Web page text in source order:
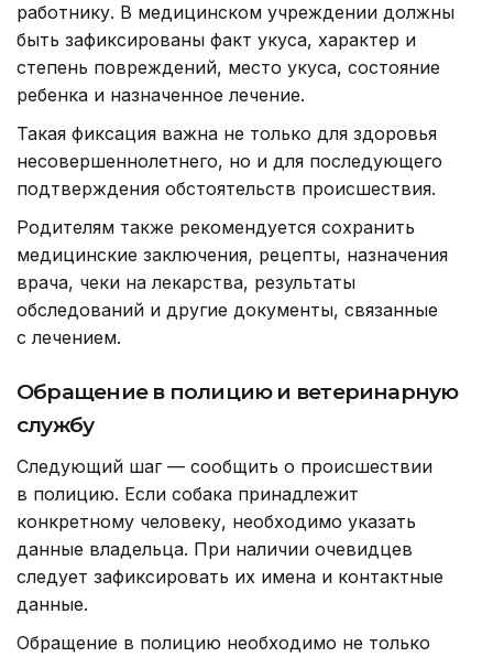
работнику. В медицинском учреждении должны
быть зафиксированы факт укуса, характер и
степень повреждений, место укуса, состояние
ребенка и назначенное лечение.
Такая фиксация важна не только для здоровья
несовершеннолетнего, но и для последующего
подтверждения обстоятельств происшествия.
Родителям также рекомендуется сохранить
медицинские заключения, рецепты, назначения
врача, чеки на лекарства, результаты
обследований и другие документы, связанные
с лечением.
Обращение в полицию и ветеринарную
службу
Следующий шаг — сообщить о происшествии
в полицию. Если собака принадлежит
конкретному человеку, необходимо указать
данные владельца. При наличии очевидцев
следует зафиксировать их имена и контактные
данные.
Обращение в полицию необходимо не только